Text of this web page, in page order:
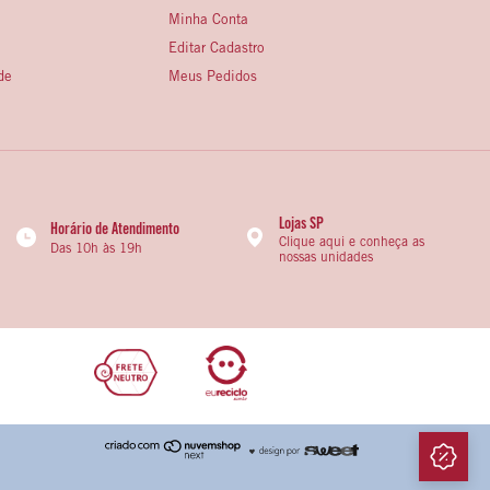
Minha Conta
Editar Cadastro
Meus Pedidos
Horário de Atendimento
Das 10h às 19h
Lojas SP
Clique aqui e conheça as
nossas unidades